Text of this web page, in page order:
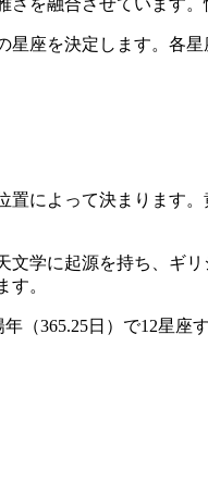
を融合させています。
星座を決定します。各
置によって決まります
文学に起源を持ち、ギ
す。
（365.25日）で12星